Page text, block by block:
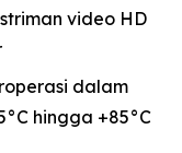
video HD
dalam
hingga +85°C